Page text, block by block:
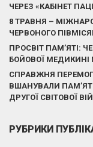
ЧЕРЕЗ «КАБІНЕТ
8 ТРАВНЯ –
ЧЕРВОНОГО
ПРОСВІТ ПАМ’ЯТІ:
БОЙОВОЇ
СПРАВЖНЯ
ВШАНУВАЛИ
ДРУГОЇ СВІТОВОЇ
РУБРИКИ